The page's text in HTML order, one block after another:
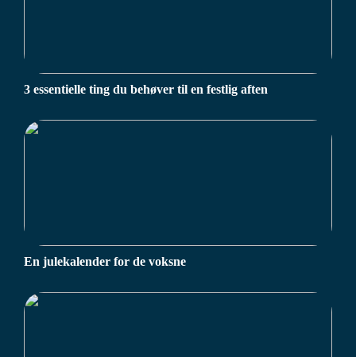
3 essentielle ting du behøver til en festlig aften
En julekalender for de voksne